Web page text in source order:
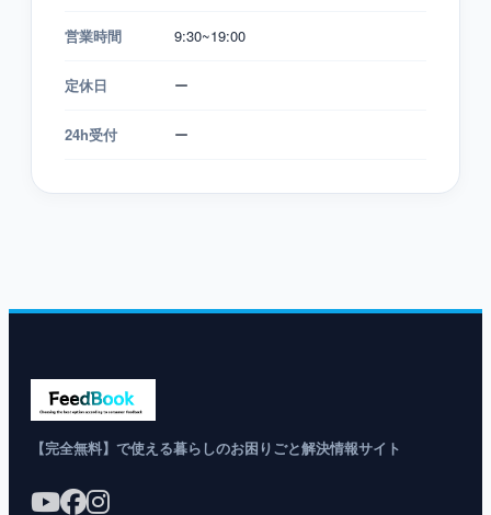
営業時間 9:30~19:00
定休日 ー
24h受付 ー
【完全無料】で使える暮らしのお困りごと解決情報サイト